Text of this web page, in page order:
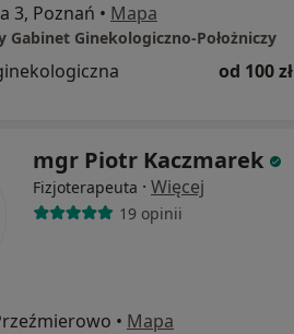
3, Poznań • Mapa
Gabinet Ginekologiczno-Położniczy
od 100 zł
mgr Piotr Kaczmarek
Fizjoterapeuta · Więcej
19 opinii
• Mapa